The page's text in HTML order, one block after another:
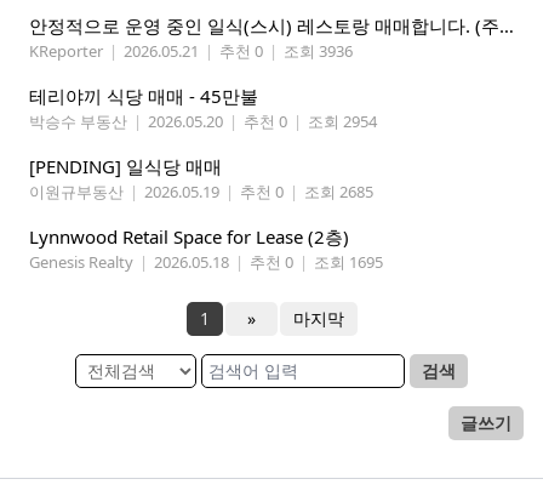
안정적으로 운영 중인 일식(스시) 레스토랑 매매합니다. (주인없는 가게)
KReporter | 2026.05.21 | 추천 0 | 조회 3936
테리야끼 식당 매매 - 45만불
박승수 부동산 | 2026.05.20 | 추천 0 | 조회 2954
[PENDING] 일식당 매매
이원규부동산 | 2026.05.19 | 추천 0 | 조회 2685
Lynnwood Retail Space for Lease (2층)
Genesis Realty | 2026.05.18 | 추천 0 | 조회 1695
1 » 마지막
검색
글쓰기